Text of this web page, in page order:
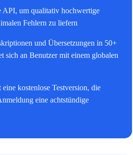
API, um qualitativ hochwertige
Fehlern zu liefern
und Übersetzungen in 50+
sich an Benutzer mit einem globalen
eine kostenlose Testversion, die
eine achtstündige